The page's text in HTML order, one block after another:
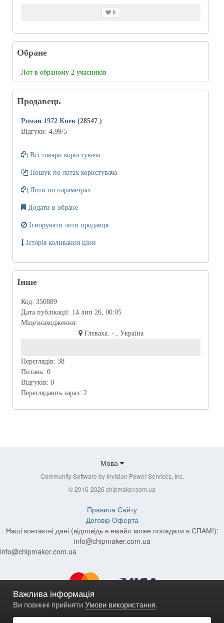
0
Обране
Лот в обраному 2 учасників
Продавець
Роман 1972 Киев (28547 )
Відгуки: 4,99/5
Всі товари користувача
Пошук по лотах користувача
Лоти по параметрах
Додати в обране
Ігнорувати лоти продавця
Історія коливання ціни
Інше
Код: 350889
Дата публікації: 14 лип 26, 00:05
Міцезнаходження:
Глеваха. - , Україна
Переглядів: 38
Питань: 0
Відгуків: 0
Переглядають зараз: 2
Мова
Community Software by Invision Power Services, Inc.
© 2016-2026 chipmaker.com.ua
Важлива інформація
Ви повинні прийнятиУмови використання.
Правила Сайту
Договір Оферта
Наші контактні дані (відповідь в емайл може попадати в СПАМ!):
info@chipmaker.com.ua
info@chipmaker.com.ua